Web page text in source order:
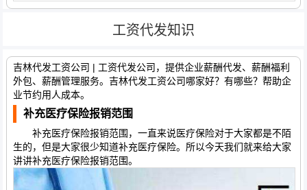
工资代发知识
吉林代发工资公司 | 工资代发公司，提供企业薪酬代发、薪酬福利
外包、薪酬管理服务。吉林代发工资公司哪家好？有哪些？帮助企
业节约用人成本。
补充医疗保险报销范围
补充医疗保险报销范围，一直来说医疗保险对于大家都是不陌
生的，但是大家很少知道补充医疗保险。所以今天我们就来给大家
讲讲补充医疗保险报销范围。